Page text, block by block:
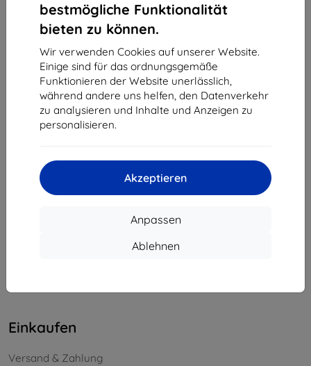
bestmögliche Funktionalität
bieten zu können.
Wir verwenden Cookies auf unserer Website.
Einige sind für das ordnungsgemäße
Funktionieren der Website unerlässlich,
während andere uns helfen, den Datenverkehr
zu analysieren und Inhalte und Anzeigen zu
personalisieren.
Akzeptieren
Anpassen
Ablehnen
Shield-Sk s.r.o.
Ulica Rudolfa Mocka 3750/2A
841 04 Bratislava
Unternehmens-ID:46701494
USt-IdNr.:SK2023549671
info@top4mobile.eu
Einkaufen
Versand & Zahlung